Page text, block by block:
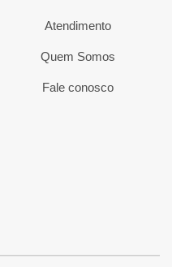
Atendimento
Quem Somos
Fale conosco